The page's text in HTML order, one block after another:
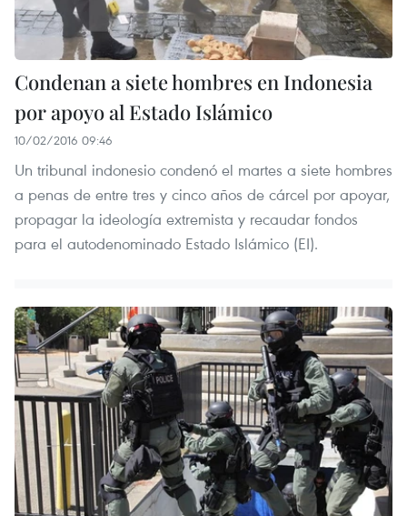
Condenan a siete hombres en Indonesia
por apoyo al Estado Islámico
10/02/2016 09:46
Un tribunal indonesio condenó el martes a siete hombres
a penas de entre tres y cinco años de cárcel por apoyar,
propagar la ideología extremista y recaudar fondos
para el autodenominado Estado Islámico (EI).